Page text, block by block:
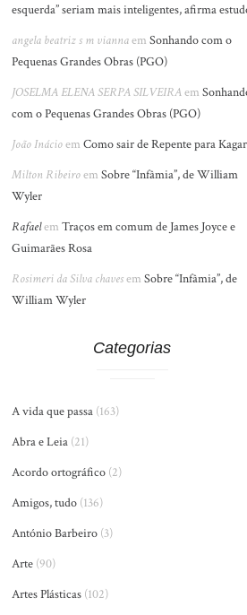
esquerda” seriam mais inteligentes, afirma
angela beatriz s m viannaemSonhando com o
Pequenas Grandes Obras (PGO)
JOSELMA ELENA SERPA SILVEIRAem
com o Pequenas Grandes Obras (PGO)
João InácioemComo sair de Repente para Kagar
Milton RibeiroemSobre “Infâmia”, de William
Wyler
RafaelemTraços em comum de James Joyce e
Guimarães Rosa
Rosimeri da Silva chavesemSobre “Infâmia”, de
William Wyler
Categorias
A vida que passa (163)
Abra e Leia (21)
Acordo ortográfico (2)
Amigos, tudo (136)
António Barbeiro (3)
Arte (90)
Artes Plásticas (102)